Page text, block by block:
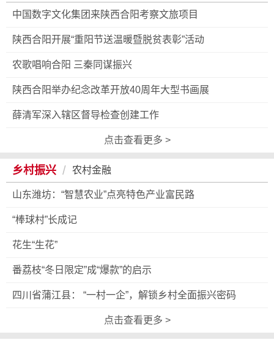
中国数字文化集团来陕西合阳考察文旅项目
陕西合阳开展“重阳节送温暖暨脱贫表彰”活动
农歌唱响合阳 三秦同谋振兴
陕西合阳举办纪念改革开放40周年大型书画展
薛清军深入辖区督导检查创建工作
点击查看更多 >
乡村振兴 / 农村金融
山东潍坊：“智慧农业”点亮特色产业富民路
“棒球村”长成记
花生“生花”
番荔枝“冬日限定”成“爆款”的启示
四川省蒲江县： “一村一企”，解锁乡村全面振兴密码
点击查看更多 >